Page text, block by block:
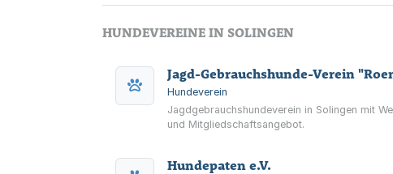
HUNDEVEREINE IN SOLINGEN
Jagd-Gebrauchshunde-Verein
Hundeverein
Jagdgebrauchshundeverein in Solingen mit
und Mitgliedschaftsangebot.
Hundepaten e.V.